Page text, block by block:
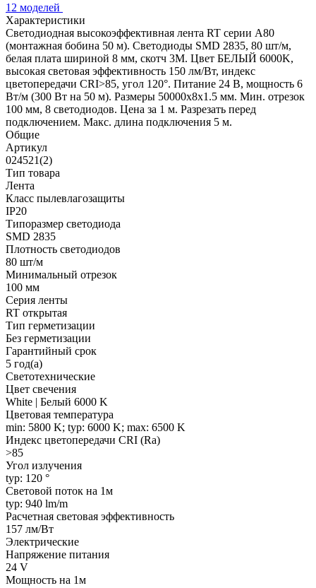
12 моделей
Характеристики
Светодиодная высокоэффективная лента RT серии A80
(монтажная бобина 50 м). Светодиоды SMD 2835, 80 шт/м,
белая плата шириной 8 мм, скотч 3M. Цвет БЕЛЫЙ 6000K,
высокая световая эффективность 150 лм/Вт, индекс
цветопередачи CRI>85, угол 120°. Питание 24 В, мощность 6
Вт/м (300 Вт на 50 м). Размеры 50000x8x1.5 мм. Мин. отрезок
100 мм, 8 светодиодов. Цена за 1 м. Разрезать перед
подключением. Макс. длина подключения 5 м.
Общие
Артикул
024521(2)
Тип товара
Лента
Класс пылевлагозащиты
IP20
Типоразмер светодиода
SMD 2835
Плотность светодиодов
80 шт/м
Минимальный отрезок
100 мм
Серия ленты
RT открытая
Тип герметизации
Без герметизации
Гарантийный срок
5 год(а)
Светотехнические
Цвет свечения
White | Белый 6000 K
Цветовая температура
min: 5800 K; typ: 6000 K; max: 6500 K
Индекс цветопередачи CRI (Ra)
>85
Угол излучения
typ: 120 °
Световой поток на 1м
typ: 940 lm/m
Расчетная световая эффективность
157 лм/Вт
Электрические
Напряжение питания
24 V
Мощность на 1м